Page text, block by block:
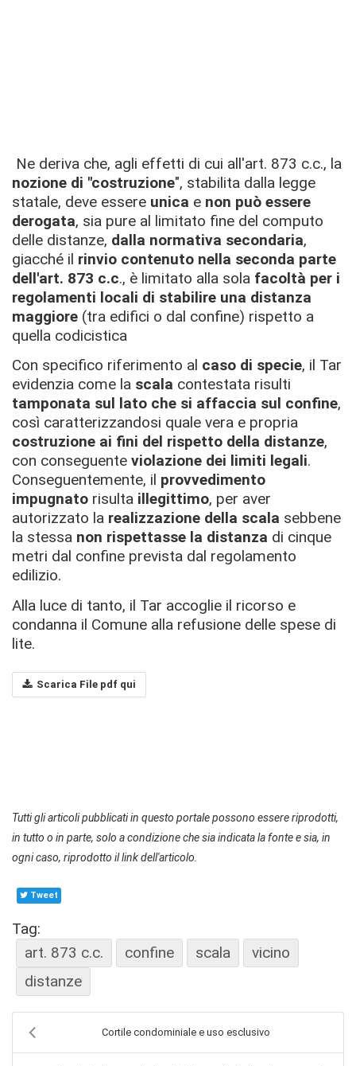
Ne deriva che, agli effetti di cui all'art. 873 c.c., la
nozione di "costruzione", stabilita dalla legge
statale, deve essere unica e non può essere
derogata, sia pure al limitato fine del computo
delle distanze, dalla normativa secondaria,
giacché il rinvio contenuto nella seconda parte
dell'art. 873 c.c., è limitato alla sola facoltà per i
regolamenti locali di stabilire una distanza
maggiore (tra edifici o dal confine) rispetto a
quella codicistica
Con specifico riferimento al caso di specie, il Tar
evidenzia come la scala contestata risulti
tamponata sul lato che si affaccia sul confine,
così caratterizzandosi quale vera e propria
costruzione ai fini del rispetto della distanze,
con conseguente violazione dei limiti legali.
Conseguentemente, il provvedimento
impugnato risulta illegittimo, per aver
autorizzato la realizzazione della scala sebbene
la stessa non rispettasse la distanza di cinque
metri dal confine prevista dal regolamento
edilizio.
Alla luce di tanto, il Tar accoglie il ricorso e
condanna il Comune alla refusione delle spese di
lite.
Scarica File pdf qui
Tutti gli articoli pubblicati in questo portale possono essere riprodotti,
in tutto o in parte, solo a condizione che sia indicata la fonte e sia, in
ogni caso, riprodotto il link dell'articolo.
Tweet
Tag:
art. 873 c.c.
confine scala
vicino
distanze
Cortile condominiale e uso esclusivo